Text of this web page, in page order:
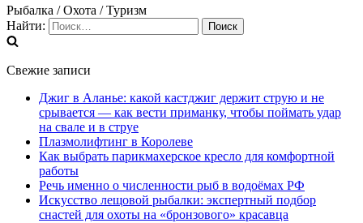
Рыбалка / Охота / Туризм
Найти:
Свежие записи
Джиг в Аланье: какой кастджиг держит струю и не
срывается — как вести приманку, чтобы поймать удар
на свале и в струе
Плазмолифтинг в Королеве
Как выбрать парикмахерское кресло для комфортной
работы
Речь именно о численности рыб в водоёмах РФ
Искусство лещовой рыбалки: экспертный подбор
снастей для охоты на «бронзового» красавца